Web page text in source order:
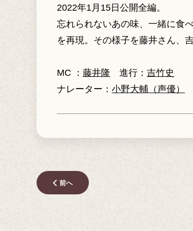
2022年1月15日公開全編。
忘れられないあの味、一緒に食
を再現。その様子を藤井さん、
MC ： 藤井隆 進行： 吉竹史
ナレーター： 小野大輔（声優）
前へ